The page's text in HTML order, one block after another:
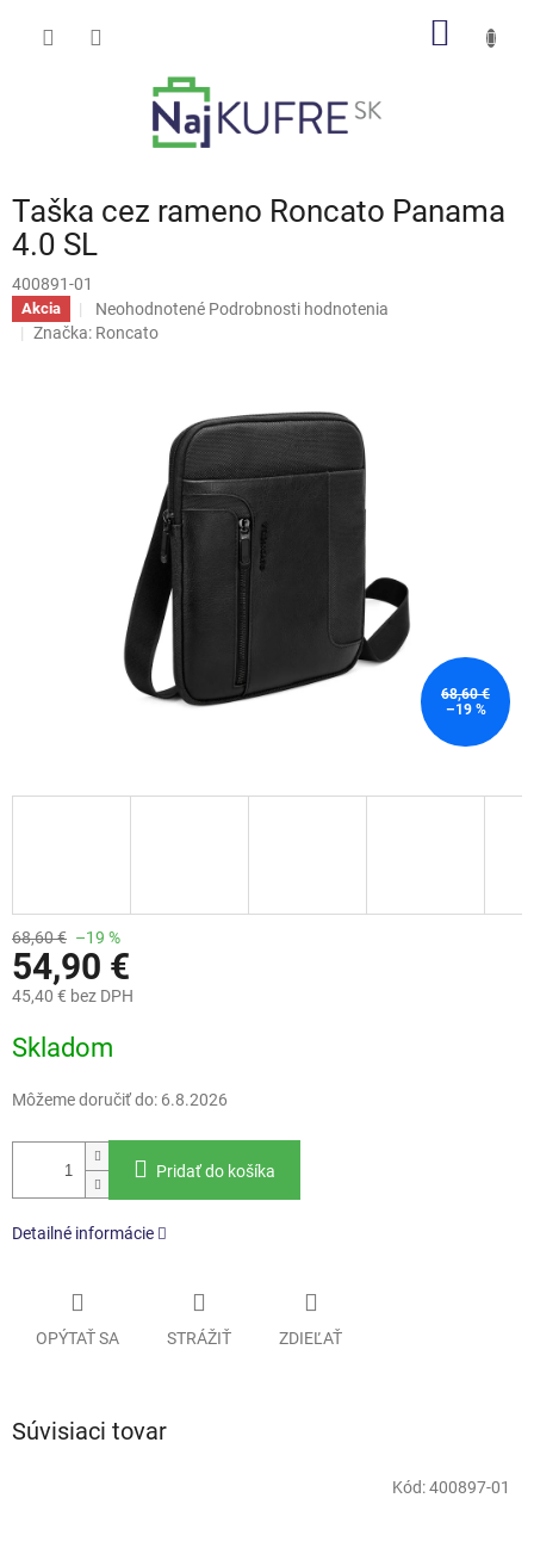
Taška cez rameno Roncato Panama
4.0 SL
400891-01
Akcia
Priemerné
hodnotenie
hviezdičiek.
Neohodnotené Podrobnosti hodnotenia
Značka: Roncato
68,60 €
–19 %
68,60 € –19 %
54,90 €
45,40 € bez DPH
cena:
Skladom
Môžeme doručiť do: 6.8.2026
Pridať do košíka
Detailné informácie
OPÝTAŤ SA STRÁŽIŤ ZDIEĽAŤ
Súvisiaci tovar
Kód:400897-01